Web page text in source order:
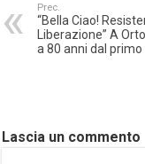
Prec.
“Bella Ciao!
Liberazione” A
a 80 anni dal
Lascia un commento